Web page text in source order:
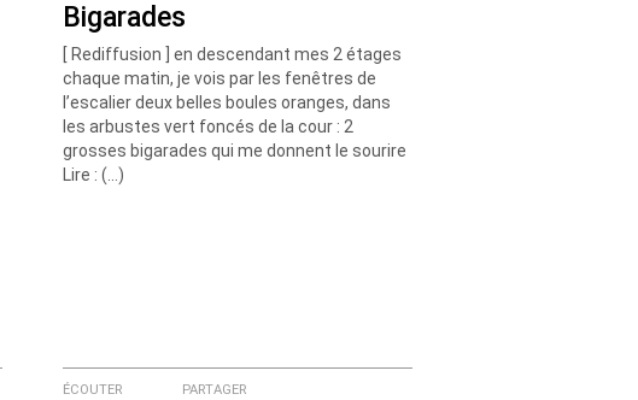
Bigarades
[ Rediffusion ] en descendant mes 2 étages
chaque matin, je vois par les fenêtres de
l’escalier deux belles boules oranges, dans
les arbustes vert foncés de la cour : 2
grosses bigarades qui me donnent le sourire
Lire : (…)
ÉCOUTER PARTAGER